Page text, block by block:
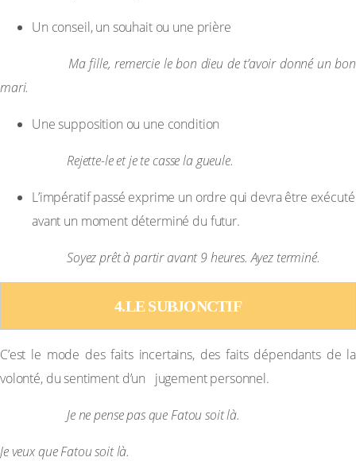
Un conseil, un souhait ou une prière
Ma fille, remercie le bon dieu de t’avoir donné un bon
mari.
Une supposition ou une condition
Rejette-le et je te casse la gueule.
L’impératif passé exprime un ordre qui devra être exécuté
avant un moment déterminé du futur.
Soyez prêt à partir avant 9 heures. Ayez terminé.
4.LE SUBJONCTIF
C’est le mode des faits incertains, des faits dépendants de la
volonté, du sentiment d’un jugement personnel.
Je ne pense pas que Fatou soit là.
Je veux que Fatou soit là.